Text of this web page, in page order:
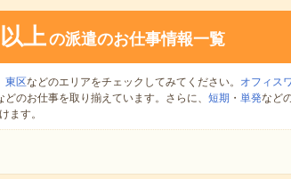
上の派遣のお仕事情報一覧
東区などのエリアをチェックしてみてください。
オフィス
どのお仕事を取り揃えています。さらに、 短期 ・ 単発など
ます。